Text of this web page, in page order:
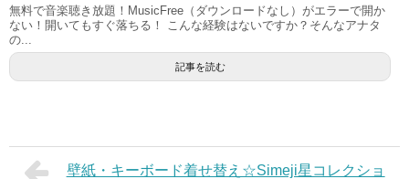
無料で音楽聴き放題！MusicFree（ダウンロードなし）がエラーで開か
ない！開いてもすぐ落ちる！ こんな経験はないですか？そんなアナタ
の...
記事を読む
壁紙・キーボード着せ替え☆Simeji星コレクショ